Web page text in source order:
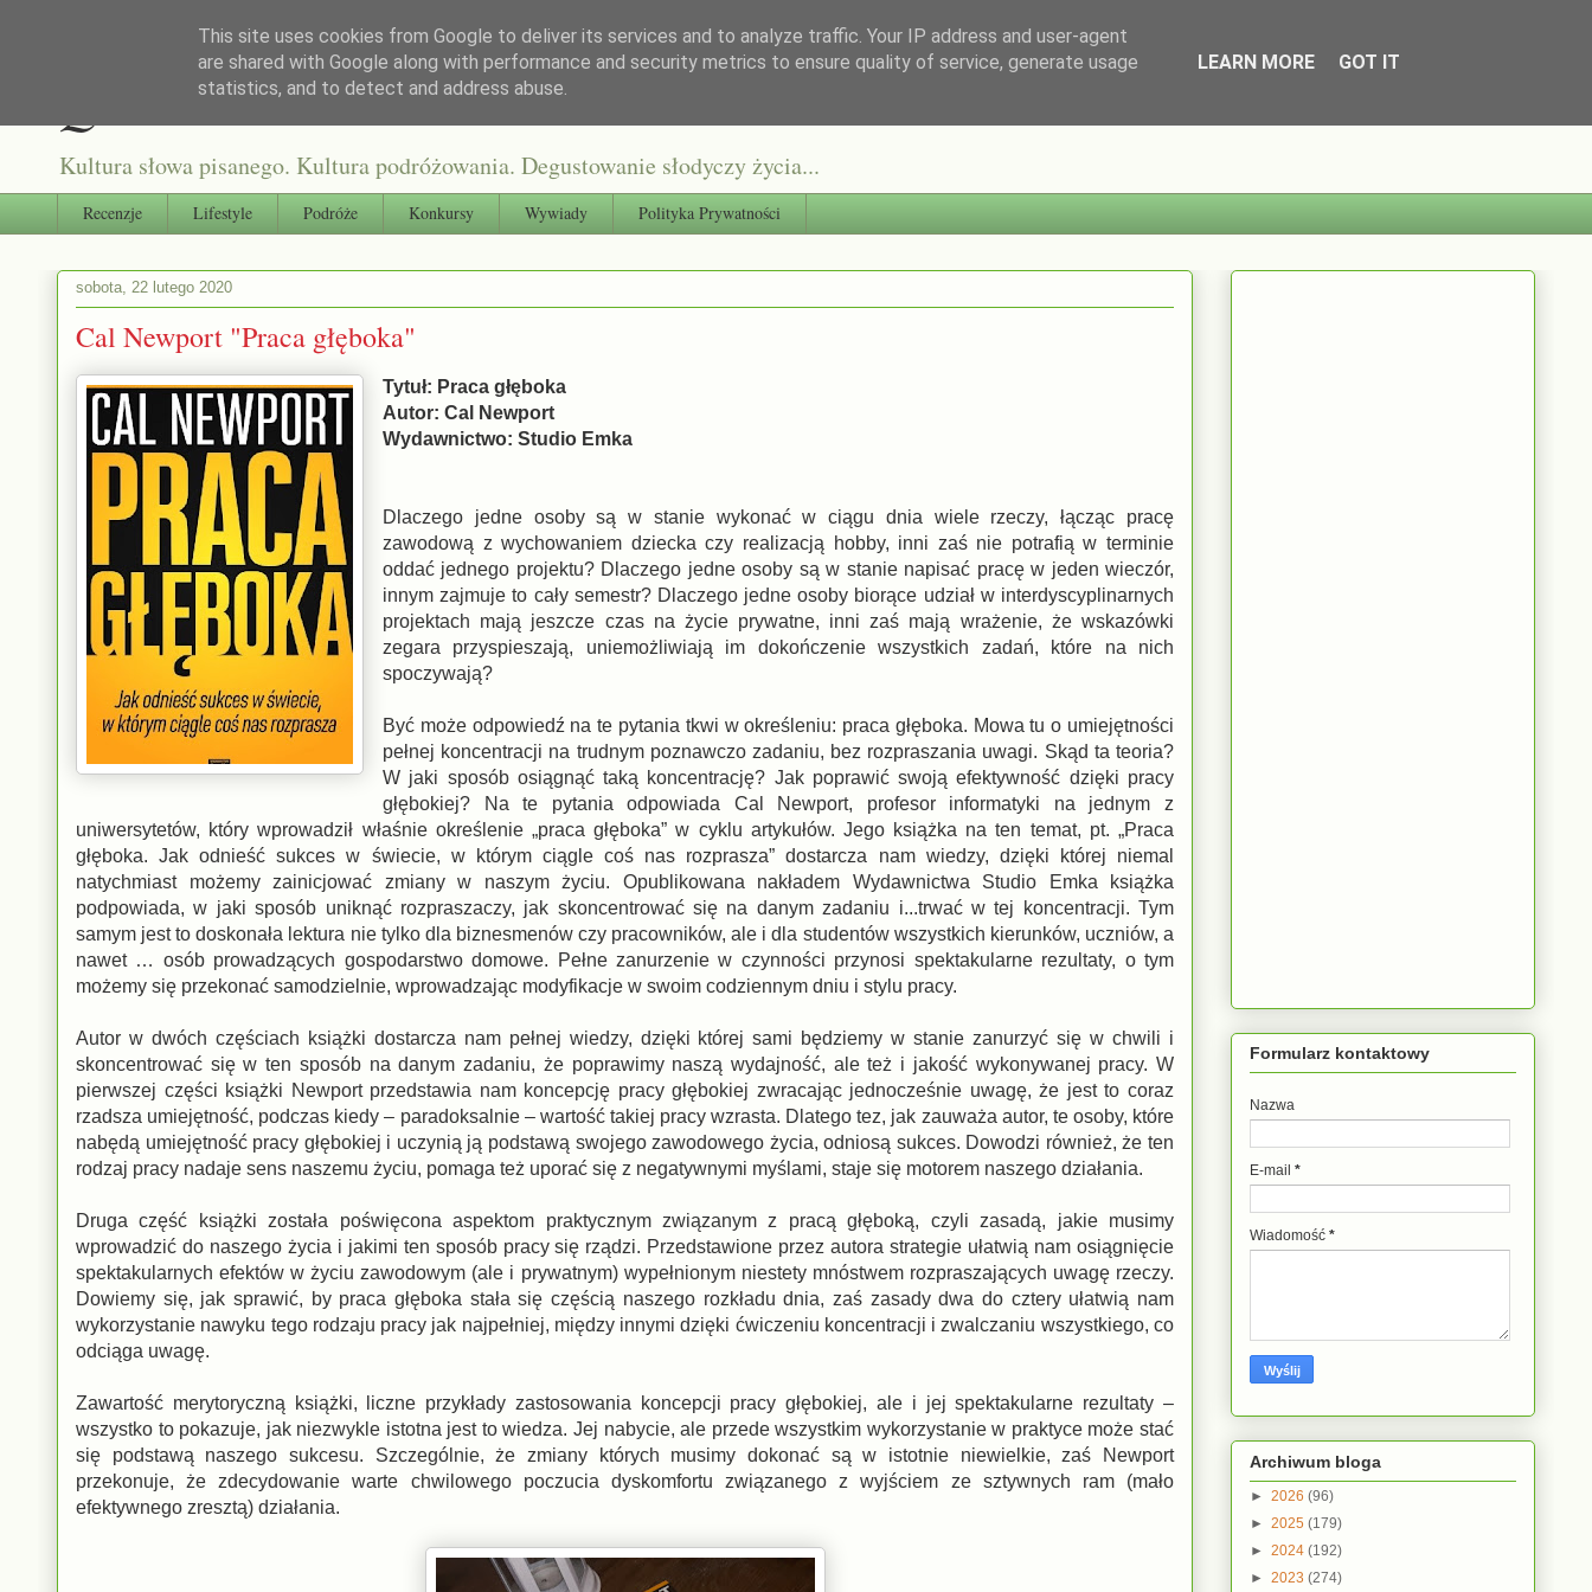
Qultura słowa
Kultura słowa pisanego. Kultura podróżowania. Degustowanie słodyczy życia...
Recenzje Lifestyle Podróże Konkursy Wywiady Polityka Prywatności
sobota, 22 lutego 2020
Cal Newport "Praca głęboka"
Tytuł: Praca głęboka
Autor: Cal Newport
Wydawnictwo: Studio Emka
Dlaczego jedne osoby są w stanie wykonać w ciągu dnia wiele rzeczy, łącząc pracę
zawodową z wychowaniem dziecka czy realizacją hobby, inni zaś nie potrafią w terminie
oddać jednego projektu? Dlaczego jedne osoby są w stanie napisać pracę w jeden wieczór,
innym zajmuje to cały semestr? Dlaczego jedne osoby biorące udział w interdyscyplinarnych
projektach mają jeszcze czas na życie prywatne, inni zaś mają wrażenie, że wskazówki
zegara przyspieszają, uniemożliwiają im dokończenie wszystkich zadań, które na nich
spoczywają?
Być może odpowiedź na te pytania tkwi w określeniu: praca głęboka. Mowa tu o umiejętności
pełnej koncentracji na trudnym poznawczo zadaniu, bez rozpraszania uwagi. Skąd ta teoria?
W jaki sposób osiągnąć taką koncentrację? Jak poprawić swoją efektywność dzięki pracy
głębokiej? Na te pytania odpowiada Cal Newport, profesor informatyki na jednym z
uniwersytetów, który wprowadził właśnie określenie „praca głęboka” w cyklu artykułów. Jego książka na ten temat, pt. „Praca
głęboka. Jak odnieść sukces w świecie, w którym ciągle coś nas rozprasza” dostarcza nam wiedzy, dzięki której niemal
natychmiast możemy zainicjować zmiany w naszym życiu. Opublikowana nakładem Wydawnictwa Studio Emka książka
podpowiada, w jaki sposób uniknąć rozpraszaczy, jak skoncentrować się na danym zadaniu i...trwać w tej koncentracji. Tym
samym jest to doskonała lektura nie tylko dla biznesmenów czy pracowników, ale i dla studentów wszystkich kierunków, uczniów, a
nawet … osób prowadzących gospodarstwo domowe. Pełne zanurzenie w czynności przynosi spektakularne rezultaty, o tym
możemy się przekonać samodzielnie, wprowadzając modyfikacje w swoim codziennym dniu i stylu pracy.
Autor w dwóch częściach książki dostarcza nam pełnej wiedzy, dzięki której sami będziemy w stanie zanurzyć się w chwili i
skoncentrować się w ten sposób na danym zadaniu, że poprawimy naszą wydajność, ale też i jakość wykonywanej pracy. W
pierwszej części książki Newport przedstawia nam koncepcję pracy głębokiej zwracając jednocześnie uwagę, że jest to coraz
rzadsza umiejętność, podczas kiedy – paradoksalnie – wartość takiej pracy wzrasta. Dlatego tez, jak zauważa autor, te osoby, które
nabędą umiejętność pracy głębokiej i uczynią ją podstawą swojego zawodowego życia, odniosą sukces. Dowodzi również, że ten
rodzaj pracy nadaje sens naszemu życiu, pomaga też uporać się z negatywnymi myślami, staje się motorem naszego działania.
Druga część książki została poświęcona aspektom praktycznym związanym z pracą głęboką, czyli zasadą, jakie musimy
wprowadzić do naszego życia i jakimi ten sposób pracy się rządzi. Przedstawione przez autora strategie ułatwią nam osiągnięcie
spektakularnych efektów w życiu zawodowym (ale i prywatnym) wypełnionym niestety mnóstwem rozpraszających uwagę rzeczy.
Dowiemy się, jak sprawić, by praca głęboka stała się częścią naszego rozkładu dnia, zaś zasady dwa do cztery ułatwią nam
wykorzystanie nawyku tego rodzaju pracy jak najpełniej, między innymi dzięki ćwiczeniu koncentracji i zwalczaniu wszystkiego, co
odciąga uwagę.
Zawartość merytoryczną książki, liczne przykłady zastosowania koncepcji pracy głębokiej, ale i jej spektakularne rezultaty –
wszystko to pokazuje, jak niezwykle istotna jest to wiedza. Jej nabycie, ale przede wszystkim wykorzystanie w praktyce może stać
się podstawą naszego sukcesu. Szczególnie, że zmiany których musimy dokonać są w istotnie niewielkie, zaś Newport
przekonuje, że zdecydowanie warte chwilowego poczucia dyskomfortu związanego z wyjściem ze sztywnych ram (mało
efektywnego zresztą) działania.
Formularz kontaktowy
Nazwa
E-mail *
Wiadomość *
Archiwum bloga
► 2026 (96)
► 2025 (179)
► 2024 (192)
► 2023 (274)
This site uses cookies from Google to deliver its services and to analyze traffic. Your IP address and user-agent
are shared with Google along with performance and security metrics to ensure quality of service, generate usage
statistics, and to detect and address abuse.
LEARN MORE GOT IT